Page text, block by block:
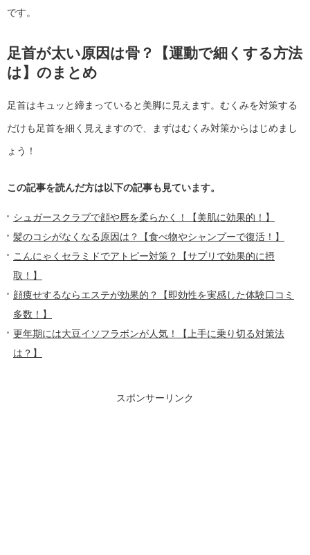
です。
足首が太い原因は骨？【運動で細くする方法
は】のまとめ
足首はキュッと締まっていると美脚に見えます。むくみを対策する
だけも足首を細く見えますので、まずはむくみ対策からはじめまし
ょう！
この記事を読んだ方は以下の記事も見ています。
シュガースクラブで顔や唇を柔らかく！【美肌に効果的！】
髪のコシがなくなる原因は？【食べ物やシャンプーで復活！】
こんにゃくセラミドでアトピー対策？【サプリで効果的に摂
取！】
顔痩せするならエステが効果的？【即効性を実感した体験口コミ
多数！】
更年期には大豆イソフラボンが人気！【上手に乗り切る対策法
は？】
スポンサーリンク